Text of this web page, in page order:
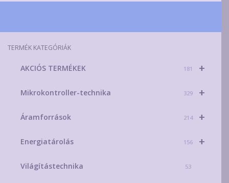
TERMÉK KATEGÓRIÁK
+
AKCIÓS TERMÉKEK 181
+
Mikrokontroller-technika 329
+
Áramforrások 214
+
Energiatárolás 156
Világítástechnika 53